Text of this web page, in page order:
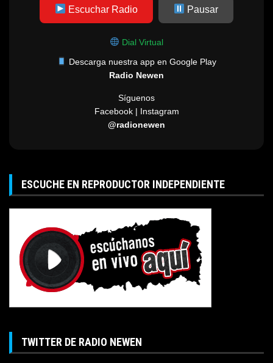
Escuchar Radio Pausar
Dial Virtual
Descarga nuestra app en Google Play
Radio Newen
Síguenos
Facebook | Instagram
@radionewen
ESCUCHE EN REPRODUCTOR INDEPENDIENTE
TWITTER DE RADIO NEWEN